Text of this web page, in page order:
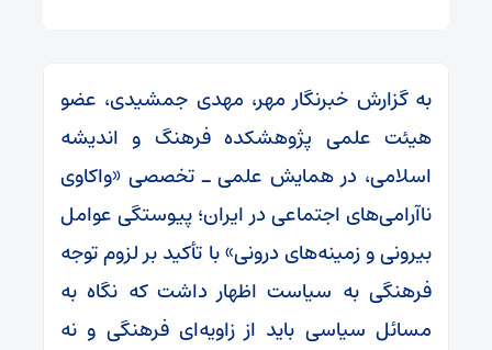
به گزارش خبرنگار مهر، مهدی جمشیدی، عضو
هیئت علمی پژوهشکده فرهنگ و اندیشه
اسلامی، در همایش علمی ـ تخصصی «واکاوی
ناآرامی‌های اجتماعی در ایران؛ پیوستگی عوامل
بیرونی و زمینه‌های درونی» با تأکید بر لزوم توجه
فرهنگی به سیاست اظهار داشت که نگاه به
مسائل سیاسی باید از زاویه‌ای فرهنگی و نه